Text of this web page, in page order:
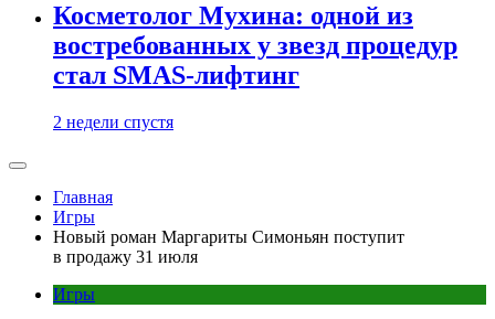
Косметолог Мухина: одной из
востребованных у звезд процедур
стал SMAS-лифтинг
2 недели спустя
Главная
Игры
Новый роман Маргариты Симоньян поступит
в продажу 31 июля
Игры